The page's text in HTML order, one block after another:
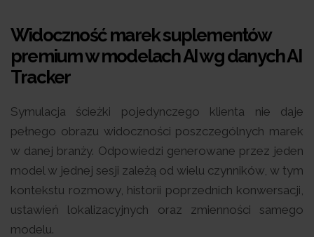
Widoczność marek suplementów
premium w modelach AI wg danych AI
Tracker
Symulacja ścieżki pojedynczego klienta nie daje
pełnego obrazu widoczności poszczególnych marek
w danej branży. Odpowiedzi generowane przez jeden
model w jednej sesji zależą od wielu czynników, w tym
kontekstu rozmowy, historii poprzednich konwersacji,
ustawień lokalizacyjnych oraz zmienności samego
modelu.